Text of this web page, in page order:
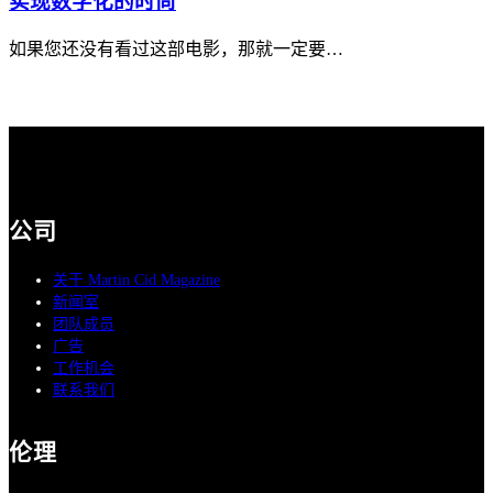
如果您还没有看过这部电影，那就一定要…
公司
关于 Martin Cid Magazine
新闻室
团队成员
广告
工作机会
联系我们
伦理